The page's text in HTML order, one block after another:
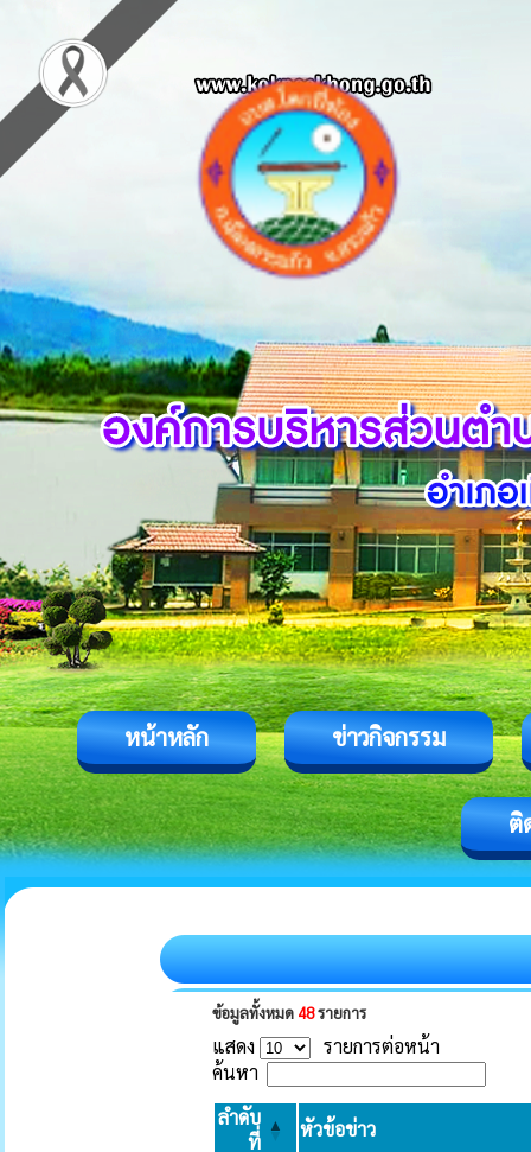
หน้าหลัก ข่าวกิจกรรม
ติ
ข้อมูลทั้งหมด 48รายการ
แสดง
รายการต่อหน้า
ค้นหา
ลำดับ
ที่
หัวข้อข่าว